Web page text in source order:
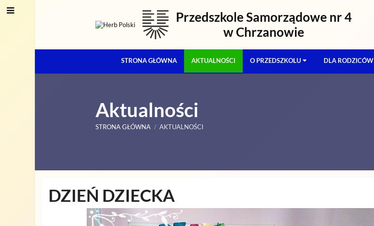
Przedszkole Samorządowe nr 4
w Chrzanowie
STRONA GŁÓWNA AKTUALNOŚCI O PRZEDSZKOLU DLA RODZICÓW
Aktualności
STRONA GŁÓWNA / AKTUALNOŚCI
Aktualności
DZIEŃ DZIECKA